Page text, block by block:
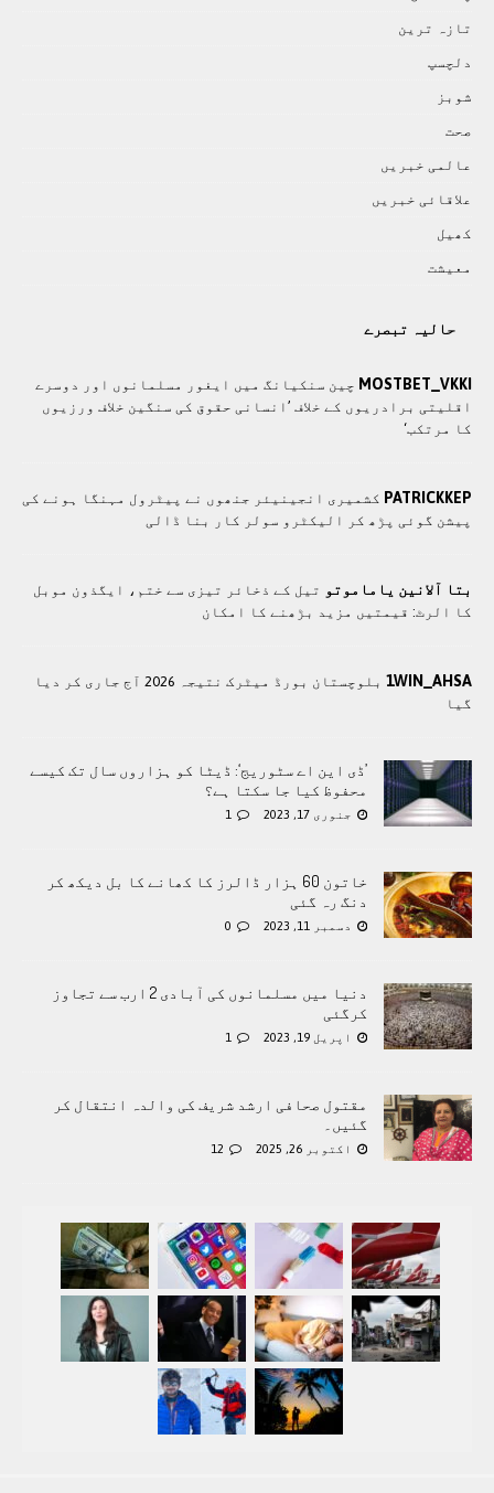
تازہ ترين
دلچسپ
شوبز
صحت
عالمی خبريں
علاقائی خبريں
کھيل
معيشت
حالیہ تبصرے
MOSTBET_VKKI چین سنکیانگ میں ایغور مسلمانوں اور دوسرے
اقلیتی برادريوں کے خلاف ’انسانی حقوق کی سنگین خلاف ورزیوں
کا مرتکب‘
PATRICKKEP کشمیری انجینیئر جنھوں نے پیٹرول مہنگا ہونے کی
پیشن گوئی پڑھ کر الیکٹرو سولر کار بنا ڈالی
بتا آلانین یاماموتو تیل کے ذخائر تیزی سے ختم، ایگذون موبل
کا الرٹ: قیمتیں مزید بڑھنے کا امکان
1WIN_AHSA
بلوچستان بورڈ میٹرک نتیجہ 2026 آج جاری کر دیا
گیا
’ڈی این اے سٹوریج‘: ڈیٹا کو ہزاروں سال تک کیسے
محفوظ کیا جا سکتا ہے؟
جنوری 17, 2023 1
خاتون 60 ہزار ڈالرز کا کھانے کا بل دیکھ کر
دنگ رہ گئی
دسمبر 11, 2023 0
دنیا میں مسلمانوں کی آبادی 2 ارب سے تجاوز
کرگئی
اپریل 19, 2023 1
مقتول صحافی ارشد شریف کی والدہ انتقال کر
گئیں۔
اکتوبر 26, 2025 12